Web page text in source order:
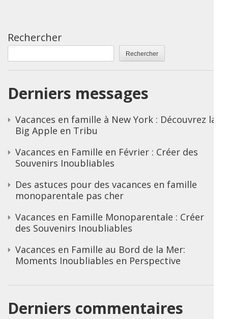
Rechercher
Rechercher
Derniers messages
Vacances en famille à New York : Découvrez la
Big Apple en Tribu
Vacances en Famille en Février : Créer des
Souvenirs Inoubliables
Des astuces pour des vacances en famille
monoparentale pas cher
Vacances en Famille Monoparentale : Créer
des Souvenirs Inoubliables
Vacances en Famille au Bord de la Mer:
Moments Inoubliables en Perspective
Derniers commentaires